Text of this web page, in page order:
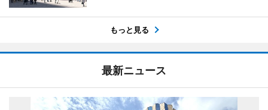
もっと見る
最新ニュース